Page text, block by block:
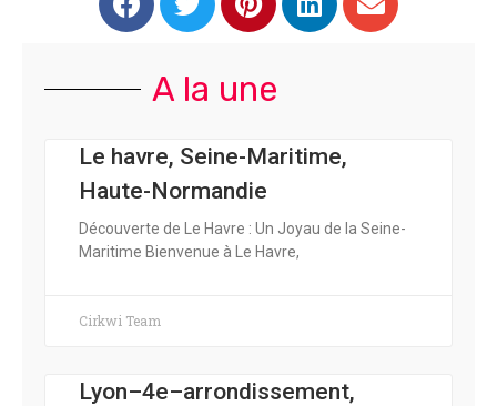
A la une
Le havre, Seine-Maritime,
Haute-Normandie
Découverte de Le Havre : Un Joyau de la Seine-
Maritime Bienvenue à Le Havre,
Cirkwi Team
Lyon–4e–arrondissement,